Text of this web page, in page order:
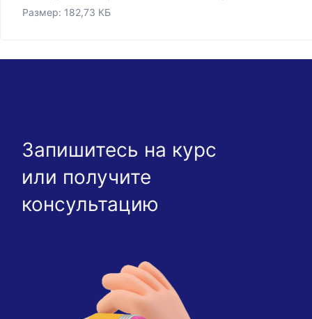
Размер: 182,73 КБ
Запишитесь на курс
или получите
консультацию